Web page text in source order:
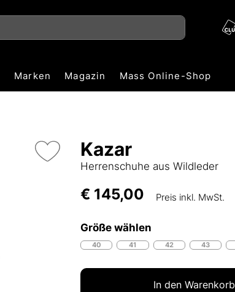
Marken Magazin Mass Online-Shop
Kazar
Herrenschuhe aus Wildleder
€ 145,00 Preis inkl. MwSt.
Größe wählen
40 41 42 43
In den Warenkorb